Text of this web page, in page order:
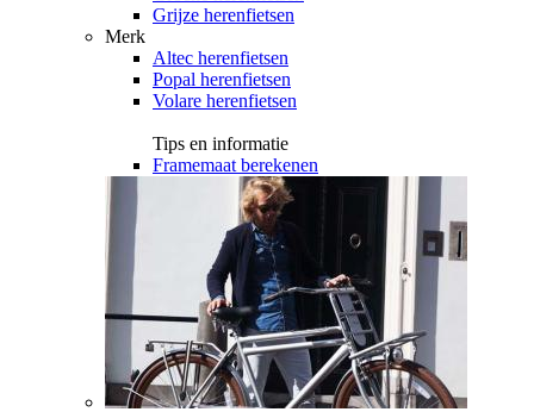
Grijze herenfietsen
Merk
Altec herenfietsen
Popal herenfietsen
Volare herenfietsen
Tips en informatie
Framemaat berekenen